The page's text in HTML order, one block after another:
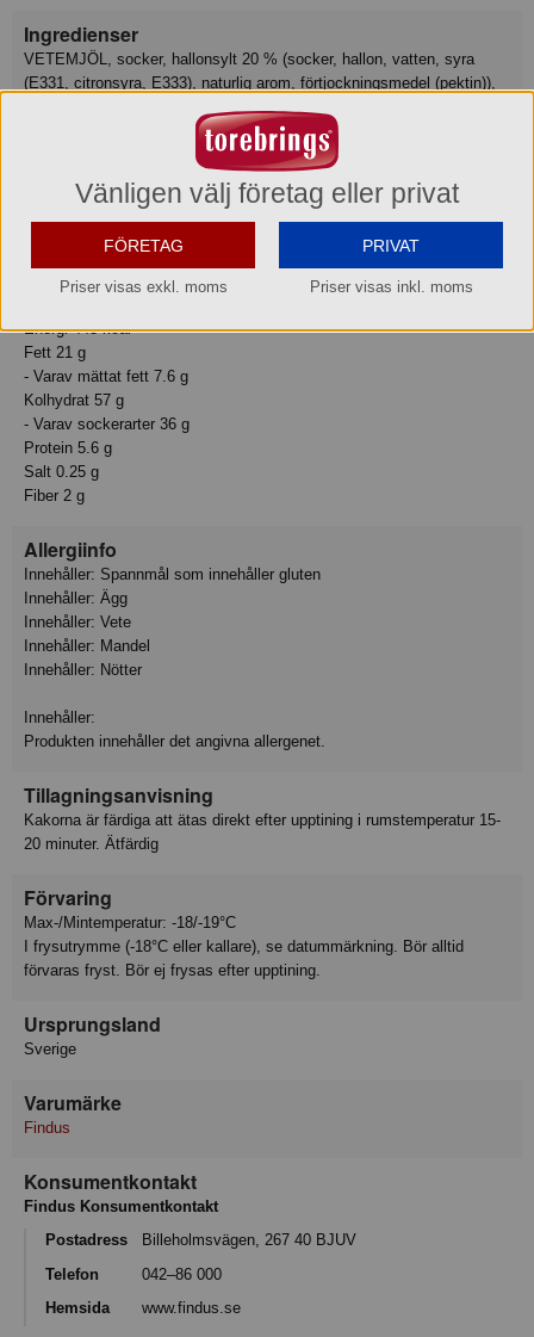
Ingredienser
VETEMJÖL, socker, hallonsylt 20 % (socker, hallon, vatten, syra
(E331, citronsyra, E333), naturlig arom, förtjockningsmedel (pektin)),
majsstärkelse, glukossirap, vatten, salt, naturliga aromer, bakpulver
(E503), maltmjöl av VETE, mjölbehandlingsmedel (askorbinsyra).
Näringsvärde
Basmängdsdeklaration: 100 Gram
Näringsvärden:
Energi 443 kcal
Fett 21 g
- Varav mättat fett 7.6 g
Kolhydrat 57 g
- Varav sockerarter 36 g
Protein 5.6 g
Salt 0.25 g
Fiber 2 g
Allergiinfo
Innehåller: Spannmål som innehåller gluten
Innehåller: Ägg
Innehåller: Vete
Innehåller: Mandel
Innehåller: Nötter
Innehåller:
Produkten innehåller det angivna allergenet.
Tillagningsanvisning
Kakorna är färdiga att ätas direkt efter upptining i rumstemperatur 15-
20 minuter. Ätfärdig
Förvaring
Max-/Mintemperatur: -18/-19°C
I frysutrymme (-18°C eller kallare), se datummärkning. Bör alltid
förvaras fryst. Bör ej frysas efter upptining.
Ursprungsland
Sverige
Varumärke
Findus
Konsumentkontakt
Findus Konsumentkontakt
Postadress
Billeholmsvägen, 267 40 BJUV
Telefon
042–86 000
Hemsida
www.findus.se
Vänligen välj företag eller privat
FÖRETAG
Priser visas exkl. moms
PRIVAT
Priser visas inkl. moms